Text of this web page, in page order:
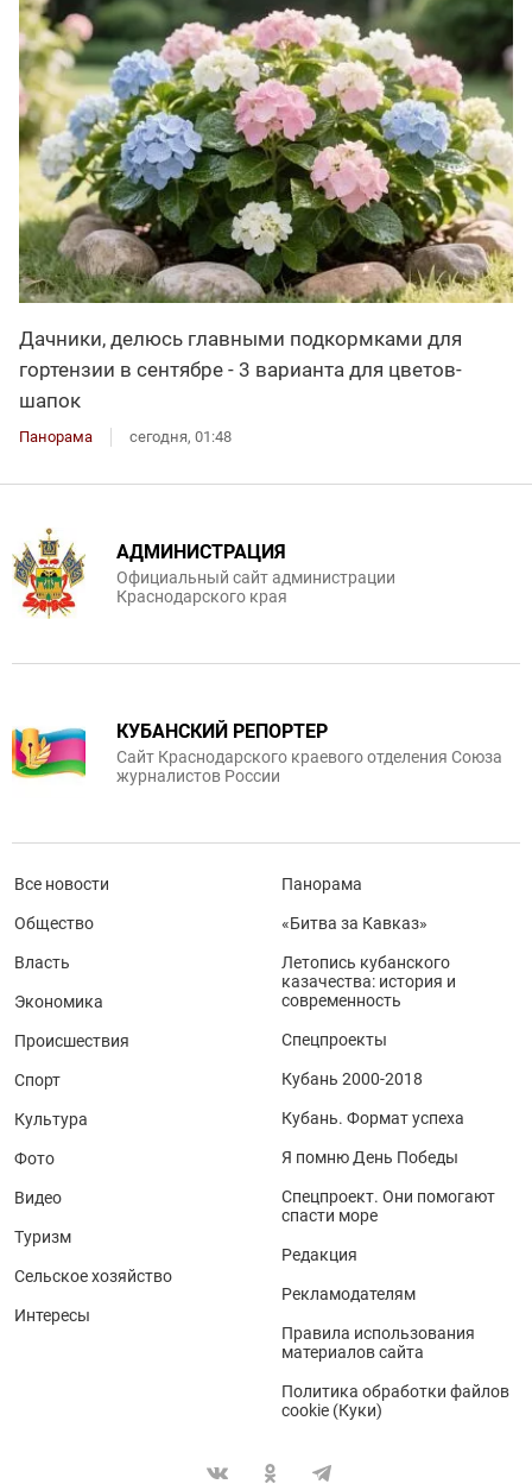
Дачники, делюсь главными подкормками для
гортензии в сентябре - 3 варианта для цветов-
шапок
Панорама сегодня, 01:48
АДМИНИСТРАЦИЯ
Официальный сайт администрации
Краснодарского края
КУБАНСКИЙ РЕПОРТЕР
Сайт Краснодарского краевого отделения Союза
журналистов России
Все новости
Общество
Власть
Экономика
Происшествия
Спорт
Культура
Фото
Видео
Туризм
Сельское хозяйство
Интересы
Панорама
«Битва за Кавказ»
Летопись кубанского
казачества: история и
современность
Спецпроекты
Кубань 2000-2018
Кубань. Формат успеха
Я помню День Победы
Спецпроект. Они помогают
спасти море
Редакция
Рекламодателям
Правила использования
материалов сайта
Политика обработки файлов
cookie (Куки)